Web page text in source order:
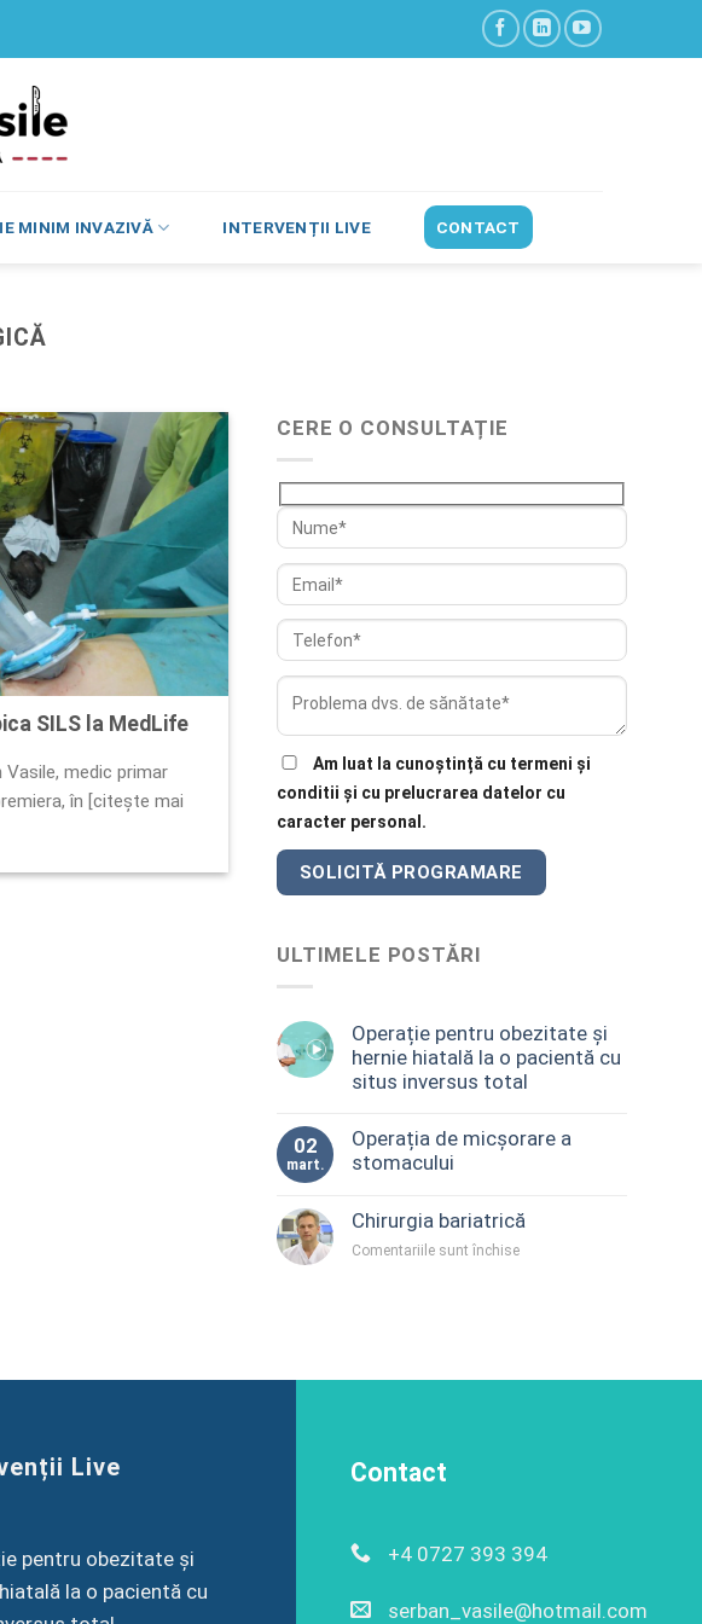
MINIM INVAZIVĂ INTERVENȚII LIVE CONTACT
SILS la MedLife
Vasile, medic primar
în [citește mai
CERE O CONSULTAȚIE
Am luat la cunoștință cu termeni și
conditii și cu prelucrarea datelor cu
caracter personal.
ULTIMELE POSTĂRI
Operație pentru obezitate și
hernie hiatală la o pacientă cu
situs inversus total
02
mart.
Operația de micșorare a
stomacului
Chirurgia bariatrică
Comentariile sunt închisepentru
Live
pentru obezitate și
la o pacientă cu
Contact
+4 0727 393 394
serban_vasile@hotmail.com